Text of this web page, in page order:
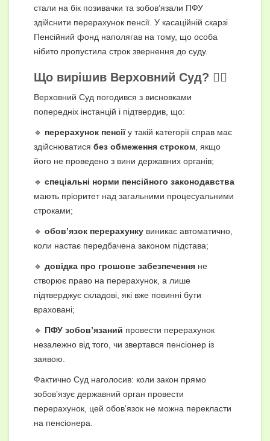
стали на бік позивачки та зобов’язали ПФУ
здійснити перерахунок пенсії. У касаційній скарзі
Пенсійний фонд наполягав на тому, що особа
нібито пропустила строк звернення до суду.
Що вирішив Верховний Суд? 👨‍⚖️
Верховний Суд погодився з висновками
попередніх інстанцій і підтвердив, що:
🔹 перерахунок пенсіїу такій категорії справ має
здійснюватися без обмеження строком , якщо
його не проведено з вини державних органів;
🔹 спеціальні норми пенсійного законодавства
мають пріоритет над загальними процесуальними
строками;
🔹 обов’язок перерахунку виникає автоматично,
коли настає передбачена законом підстава;
🔹 довідка про грошове забезпечення не
створює право на перерахунок, а лише
підтверджує складові, які вже повинні бути
враховані;
🔹 ПФУ зобов’язаний провести перерахунок
незалежно від того, чи звертався пенсіонер із
заявою.
Фактично Суд наголосив: коли закон прямо
зобов’язує державний орган провести
перерахунок, цей обов’язок не можна перекласти
на пенсіонера.